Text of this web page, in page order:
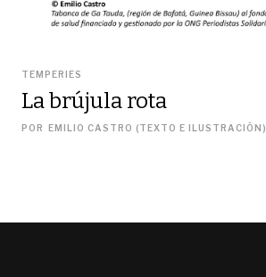
TEMPERIES
La brújula rota
POR EMILIO CASTRO (TEXTO E ILUSTRACIÓN)